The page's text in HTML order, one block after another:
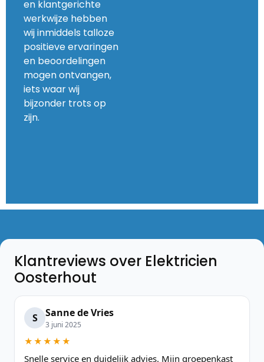
en klantgerichte
werkwijze hebben
wij inmiddels talloze
positieve ervaringen
en beoordelingen
mogen ontvangen,
iets waar wij
bijzonder trots op
zijn.
Klantreviews over Elektricien
Oosterhout
S Sanne de Vries
3 juni 2025
★★★★★
Snelle service en duidelijk advies. Mijn groepenkast